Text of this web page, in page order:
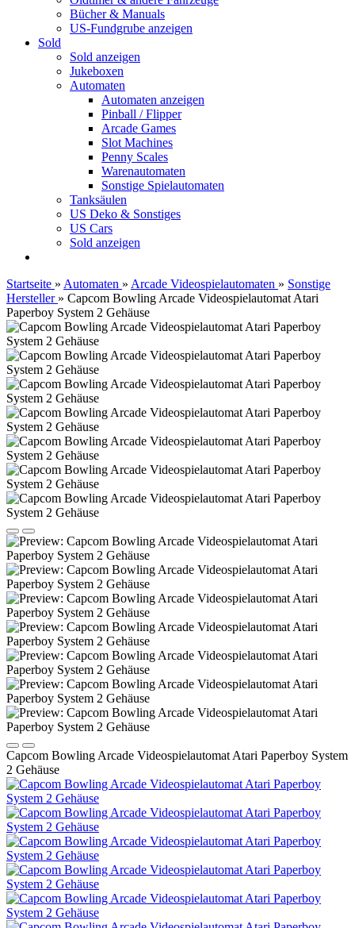
Bücher & Manuals
US-Fundgrube anzeigen
Sold
Sold anzeigen
Jukeboxen
Automaten
Automaten anzeigen
Pinball / Flipper
Arcade Games
Slot Machines
Penny Scales
Warenautomaten
Sonstige Spielautomaten
Tanksäulen
US Deko & Sonstiges
US Cars
Sold anzeigen
Startseite » Automaten » Arcade Videospielautomaten » Sonstige
Hersteller » Capcom Bowling Arcade Videospielautomat Atari
Paperboy System 2 Gehäuse
Capcom Bowling Arcade Videospielautomat Atari Paperboy System
2 Gehäuse